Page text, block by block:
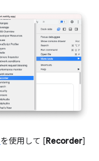
を使用して [Recorder]